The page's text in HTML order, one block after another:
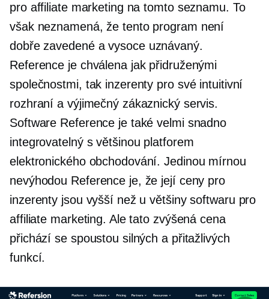
pro affiliate marketing na tomto seznamu. To
však neznamená, že tento program není
dobře zavedenéa vysoce uznávaný.
Reference je chválena jak přidruženými
společnostmi, tak inzerenty pro své intuitivní
rozhraní a výjimečný zákaznický servis.
Software Reference je také velmi snadno
integrovatelný s většinou platforem
elektronického obchodování. Jedinou mírnou
nevýhodou Reference je, že její ceny pro
inzerenty jsou vyšší než u většiny softwaru pro
affiliate marketing. Ale tato zvýšená cena
přichází se spoustou silných a přitažlivých
funkcí.